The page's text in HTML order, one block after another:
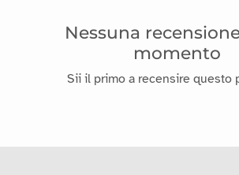
Nessuna
momento
Sii il primo a recensire questo